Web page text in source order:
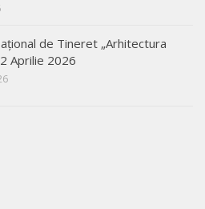
de Tineret „Arhitectura
Aprilie 2026